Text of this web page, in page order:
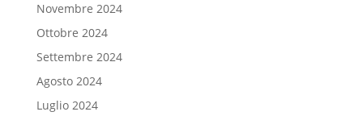
Novembre 2024
Ottobre 2024
Settembre 2024
Agosto 2024
Luglio 2024